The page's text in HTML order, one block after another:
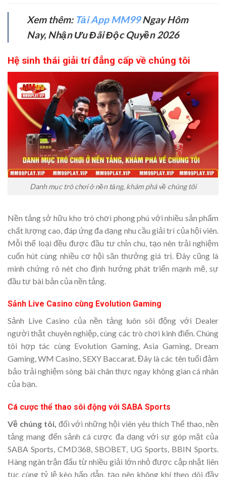
Xem thêm: Tải App MM99Ngay Hôm
Nay, Nhận Ưu Đãi Độc Quyền 2026
Hệ sinh thái giải trí đẳng cấp về chúng tôi
Danh mục trò chơi ở nền tảng, khám phá về chúng tôi
Nền tảng sở hữu kho trò chơi phong phú với nhiều sản phẩm
chất lượng cao, đáp ứng đa dạng nhu cầu giải trí của hội viên.
Mỗi thể loại đều được đầu tư chỉn chu, tạo nên trải nghiệm
cuốn hút cùng nhiều cơ hội săn thưởng giá trị. Đây cũng là
minh chứng rõ nét cho định hướng phát triển mạnh mẽ, sự
đầu tư bài bản của nền tảng.
Sảnh Live Casino cùng Evolution Gaming
Sảnh Live Casino của nền tảng luôn sôi động với Dealer
người thật chuyên nghiệp, cùng các trò chơi kinh điển. Chúng
tôi hợp tác cùng Evolution Gaming, Asia Gaming, Dream
Gaming, WM Casino, SEXY Baccarat. Đây là các tên tuổi đảm
bảo trải nghiệm sòng bài chân thực ngay không gian cá nhân
của bạn.
Cá cược thể thao sôi động với SABA Sports
Về chúng tôi, đối với những hội viên yêu thích Thể thao, nền
tảng mang đến sảnh cá cược đa dạng với sự góp mặt của
SABA Sports, CMD368, SBOBET, UG Sports, BBIN Sports.
Hàng ngàn trận đấu từ nhiều giải lớn nhỏ được cập nhật liên
tục cùng tỷ lệ kèo hấp dẫn, tạo nên không khí theo dõi đầy